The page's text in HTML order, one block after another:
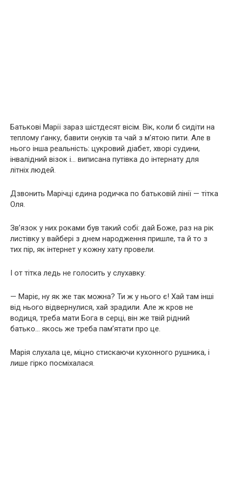
Батькові Марії зараз шістдесят вісім. Вік, коли б сидіти на
теплому ґанку, бавити онуків та чай з м’ятою пити. Але в
нього інша реальність: цукровий діабет, хворі судини,
інвалідний візок і… виписана путівка до інтернату для
літніх людей.
Дзвонить Марічці єдина родичка по батьковій лінії — тітка
Оля.
Зв’язок у них роками був такий собі: дай Боже, раз на рік
листівку у вайбері з днем народження пришле, та й то з
тих пір, як інтернет у кожну хату провели.
І от тітка ледь не голосить у слухавку:
— Маріє, ну як же так можна? Ти ж у нього є! Хай там інші
від нього відвернулися, хай зрадили. Але ж кров не
водиця, треба мати Бога в серці, він же твій рідний
батько… якось же треба пам’ятати про це.
Марія слухала це, міцно стискаючи кухонного рушника, і
лише гірко посміхалася.